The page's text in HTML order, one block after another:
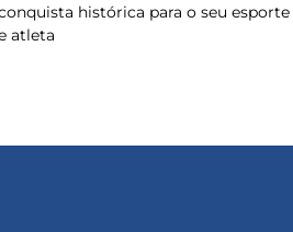
histórica para o seu
atleta